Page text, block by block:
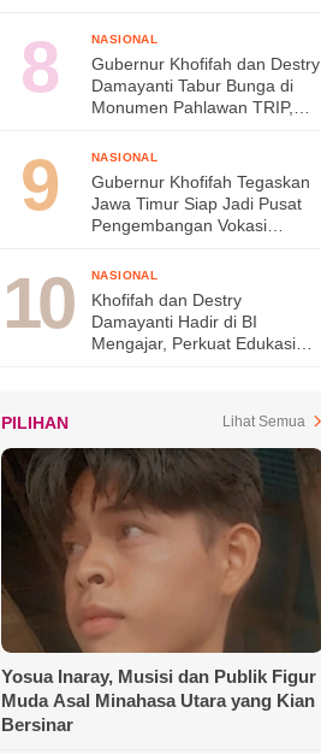
Digital Indonesia
NASIONAL
Gubernur Khofifah dan Destry
Damayanti Tabur Bunga di
Monumen Pahlawan TRIP,
Kepahlawanan
NASIONAL
Gubernur Khofifah Tegaskan
Jawa Timur Siap Jadi Pusat
Pengembangan Vokasi
2026
NASIONAL
Khofifah dan Destry
Damayanti Hadir di BI
Mengajar, Perkuat Edukasi
PILIHAN Lihat Semua
Yosua Inaray, Musisi dan Publik Figur
Muda Asal Minahasa Utara yang Kian
Bersinar